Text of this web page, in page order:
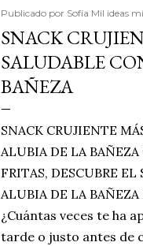
Publicado por Sofía Mil ideas
SNACK
SALUDABLE
BAÑEZA
SNACK CRUJIENTE
ALUBIA DE LA
FRITAS, DESCUBRE
ALUBIA DE LA
¿Cuántas veces te ha
tarde o justo antes de